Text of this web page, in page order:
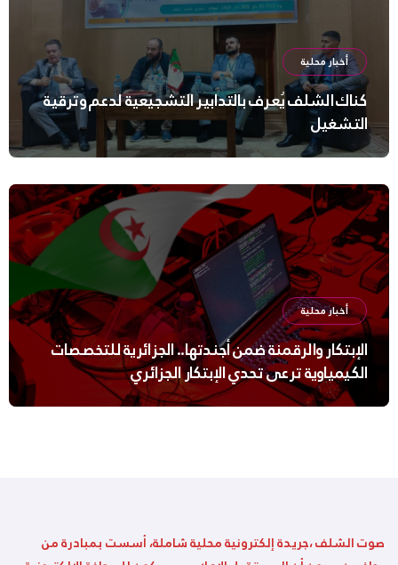
أخبار محلية
كناك الشلف يُعرف بالتدابير التشجيعية لدعم وترقية
التشغيل
أخبار محلية
الإبتكار والرقمنة ضمن أجندتها.. الجزائرية للتخصصات
الكيمياوية ترعى تحدي الإبتكار الجزائري
صوت الشلف ،جريدة إلكترونية محلية شاملة، أسست بمبادرة من